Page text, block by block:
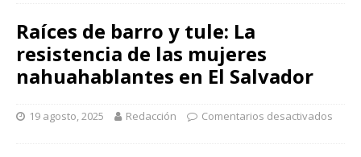
Raíces de barro y tule: La
resistencia de las mujeres
nahuahablantes en El Salvador
19 agosto, 2025 Redacción Comentarios desactivados